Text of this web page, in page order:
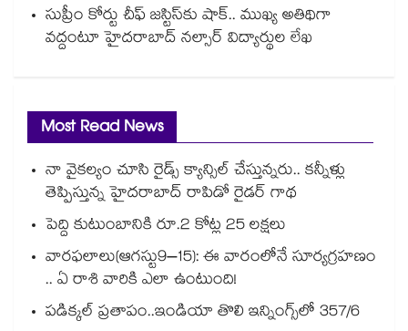
సుప్రీం కోర్టు చీఫ్ జస్టిస్⁭కు షాక్.. ముఖ్య అతిథిగా
వద్దంటూ హైదరాబాద్ నల్సార్ విద్యార్థుల లేఖ
Most Read News
నా వైకల్యం చూసి రైడ్స్ క్యాన్సిల్ చేస్తున్నరు.. కన్నీళ్లు
తెప్పిస్తున్న హైదరాబాద్ రాపిడో రైడర్ గాథ
పెద్ది కుటుంబానికి రూ.2 కోట్ల 25 లక్షలు
వారఫలాలు(ఆగస్టు9–15): ఈ వారంలోనే సూర్యగ్రహణం
.. ఏ రాశి వారికి ఎలా ఉంటుంది!
పడిక్కల్‌‌ ప్రతాపం..ఇండియా తొలి ఇన్నింగ్స్‌‌లో 357/6